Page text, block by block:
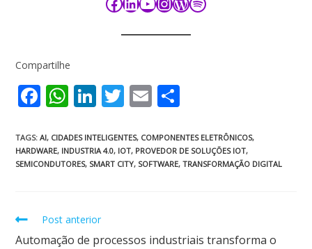
Compartilhe
F
e
b
k
W
at
s
p
Li
k
e
T
itt
er
E
ai
l
ar
e
TAGS:AI, CIDADES INTELIGENTES, COMPONENTES ELETRÔNICOS,
HARDWARE, INDUSTRIA 4.0, IOT, PROVEDOR DE SOLUÇÕES IOT,
SEMICONDUTORES, SMART CITY, SOFTWARE, TRANSFORMAÇÃO DIGITAL
Post anterior
Automação de processos industriais transforma o